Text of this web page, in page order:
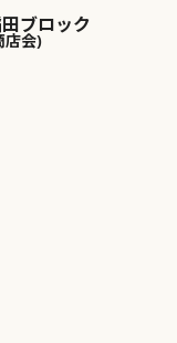
ブロック
店会)